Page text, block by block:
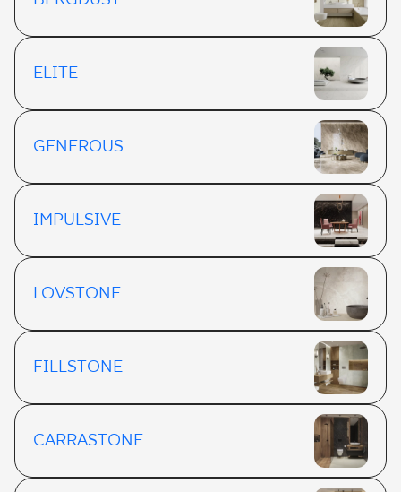
ELITE
GENEROUS
IMPULSIVE
LOVSTONE
FILLSTONE
CARRASTONE